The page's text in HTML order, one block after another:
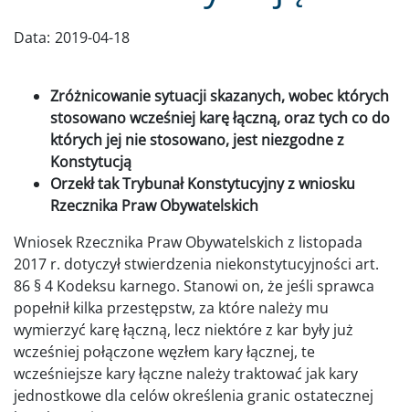
Data: 2019-04-18
Zróżnicowanie sytuacji skazanych, wobec których
stosowano wcześniej karę łączną, oraz tych co do
których jej nie stosowano, jest niezgodne z
Konstytucją
Orzekł tak Trybunał Konstytucyjny z wniosku
Rzecznika Praw Obywatelskich
Wniosek Rzecznika Praw Obywatelskich z listopada
2017 r. dotyczył stwierdzenia niekonstytucyjności art.
86 § 4 Kodeksu karnego. Stanowi on, że jeśli sprawca
popełnił kilka przestępstw, za które należy mu
wymierzyć karę łączną, lecz niektóre z kar były już
wcześniej połączone węzłem kary łącznej, te
wcześniejsze kary łączne należy traktować jak kary
jednostkowe dla celów określenia granic ostatecznej